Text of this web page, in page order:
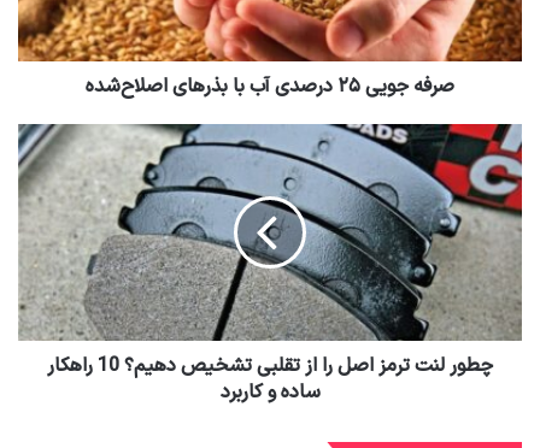
صرفه جویی ۲۵ درصدی آب با بذرهای اصلاح‌شده
چطور لنت ترمز اصل را از تقلبی تشخیص دهیم؟ 10 راهکار
ساده و کاربرد